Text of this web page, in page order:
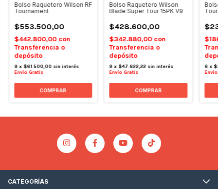
Bolso Raquetero Wilson RF
Tournament
$553.500,00
$442.800,00 con
Transferencia o
depósito
9 x $61.500,00 sin interés
Envío Gratis
COMPRAR
Bolso Raquetero Wilson
Blade Super Tour 15PK V9
$428.600,00
$342.880,00 con
Transferencia o
depósito
9 x$47.622,22 sin interés
Envío Gratis
6 x
CATEGORÍAS